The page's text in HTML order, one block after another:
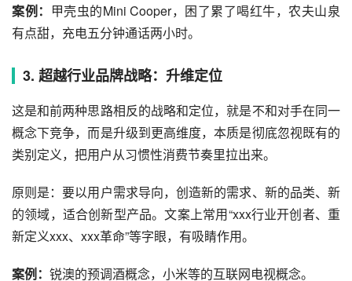
案例： 甲壳虫的Mini Cooper，困了累了喝红牛，农夫山泉
有点甜，充电五分钟通话两小时。
3. 超越行业品牌战略：升维定位
这是和前两种思路相反的战略和定位，就是不和对手在同一
概念下竞争，而是升级到更高维度，本质是彻底忽视既有的
类别定义，把用户从习惯性消费节奏里拉出来。
原则是：要以用户需求导向，创造新的需求、新的品类、新
的领域，适合创新型产品。文案上常用“xxx行业开创者、重
新定义xxx、xxx革命”等字眼，有吸睛作用。
案例： 锐澳的预调酒概念，小米等的互联网电视概念。